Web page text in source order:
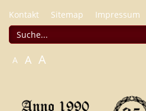
Kontakt Sitemap Impressum
A A A